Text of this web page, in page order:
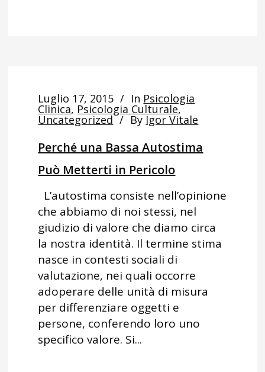
Luglio 17, 2015 In Psicologia
Clinica, Psicologia Culturale,
Uncategorized By Igor Vitale
Perché una Bassa Autostima
Può Metterti in Pericolo
L’autostima consiste nell’opinione
che abbiamo di noi stessi, nel
giudizio di valore che diamo circa
la nostra identità. Il termine stima
nasce in contesti sociali di
valutazione, nei quali occorre
adoperare delle unità di misura
per differenziare oggetti e
persone, conferendo loro uno
specifico valore. Si...